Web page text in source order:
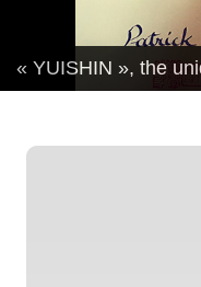
« YUISHIN », the